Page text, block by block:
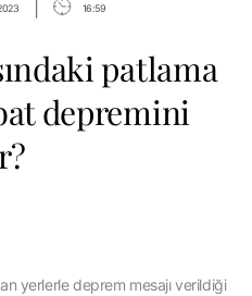
16:59
patlama
depremini
yerlerle deprem mesajı verildiği